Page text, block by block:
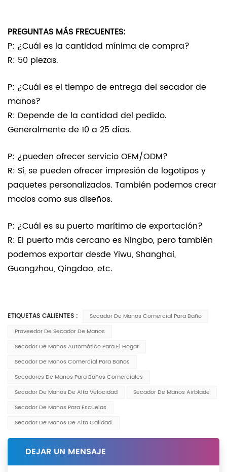
PREGUNTAS MÁS FRECUENTES:
P: ¿Cuál es la cantidad mínima de compra?
R: 50 piezas.
P: ¿Cuál es el tiempo de entrega del secador de
manos?
R: Depende de la cantidad del pedido.
Generalmente de 10 a 25 días.
P: ¿pueden ofrecer servicio OEM/ODM?
R: Sí, se pueden ofrecer impresión de logotipos y
paquetes personalizados. También podemos crear
modos como sus diseños.
P: ¿Cuál es su puerto marítimo de exportación?
R: El puerto más cercano es Ningbo, pero también
podemos exportar desde Yiwu, Shanghai,
Guangzhou, Qingdao, etc.
ETIQUETAS CALIENTES :
Secador De Manos Comercial Para Baño
Proveedor De Secador De Manos
Secador De Manos Automático Para El Hogar
Secador De Manos Comercial Para Baños
Secadores De Manos Para Baños Comerciales
Secador De Manos De Alta Velocidad
Secador De Manos Airblade
Secador De Manos Para Escuelas
Secador De Manos De Alta Calidad.
DEJAR UN MENSAJE